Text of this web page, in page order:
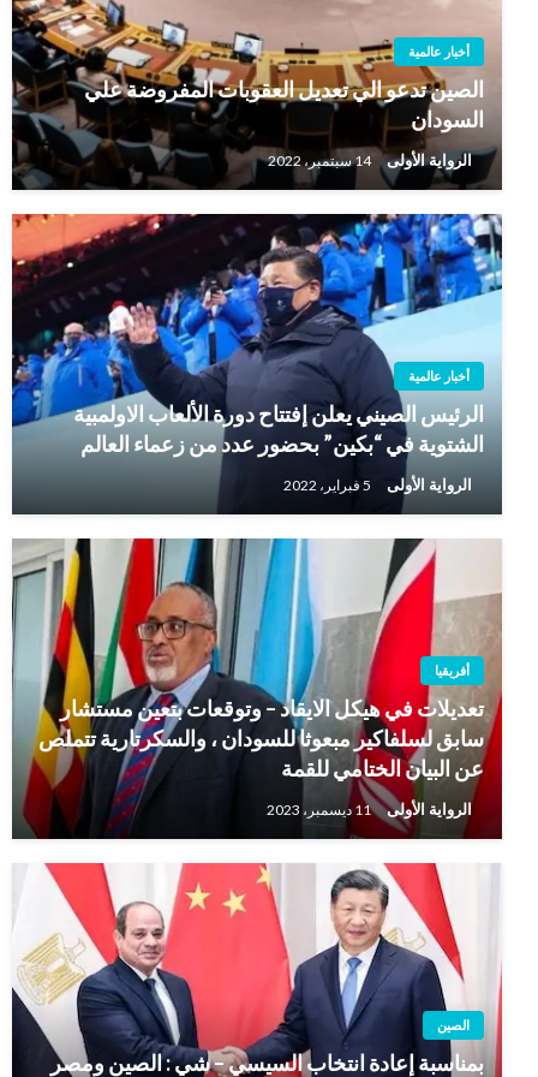
أخبار عالمية
الصين تدعو الي تعديل العقوبات المفروضة علي
السودان
الرواية الأولى 14 سبتمبر، 2022
أخبار عالمية
الرئيس الصيني يعلن إفتتاح دورة الألعاب الاولمبية
الشتوية في “بكين” بحضور عدد من زعماء العالم
الرواية الأولى 5 فبراير، 2022
أفريقيا
تعديلات في هيكل الايقاد – وتوقعات بتعين مستشار
سابق لسلفاكير مبعوثا للسودان ، والسكرتارية تتملص
عن البيان الختامي للقمة
الرواية الأولى 11 ديسمبر، 2023
الصين
بمناسبة إعادة انتخاب السيسي – شي : الصين ومصر